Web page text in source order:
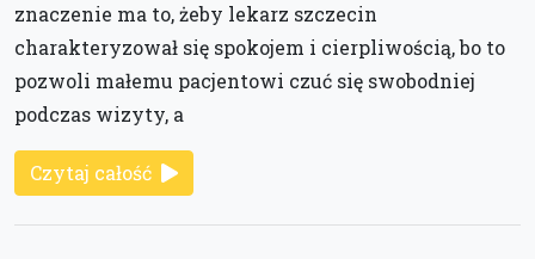
znaczenie ma to, żeby lekarz szczecin
charakteryzował się spokojem i cierpliwością, bo to
pozwoli małemu pacjentowi czuć się swobodniej
podczas wizyty, a
Czytaj całość